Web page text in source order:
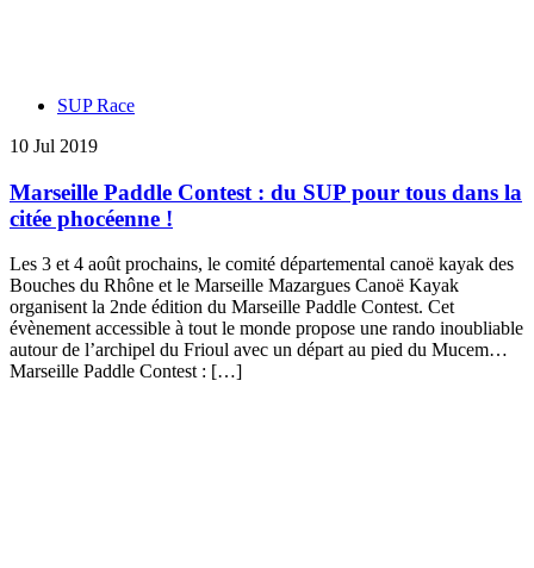
SUP Race
10 Jul 2019
Marseille Paddle Contest : du SUP pour tous dans la
citée phocéenne !
Les 3 et 4 août prochains, le comité départemental canoë kayak des
Bouches du Rhône et le Marseille Mazargues Canoë Kayak
organisent la 2nde édition du Marseille Paddle Contest. Cet
évènement accessible à tout le monde propose une rando inoubliable
autour de l’archipel du Frioul avec un départ au pied du Mucem…
Marseille Paddle Contest : […]